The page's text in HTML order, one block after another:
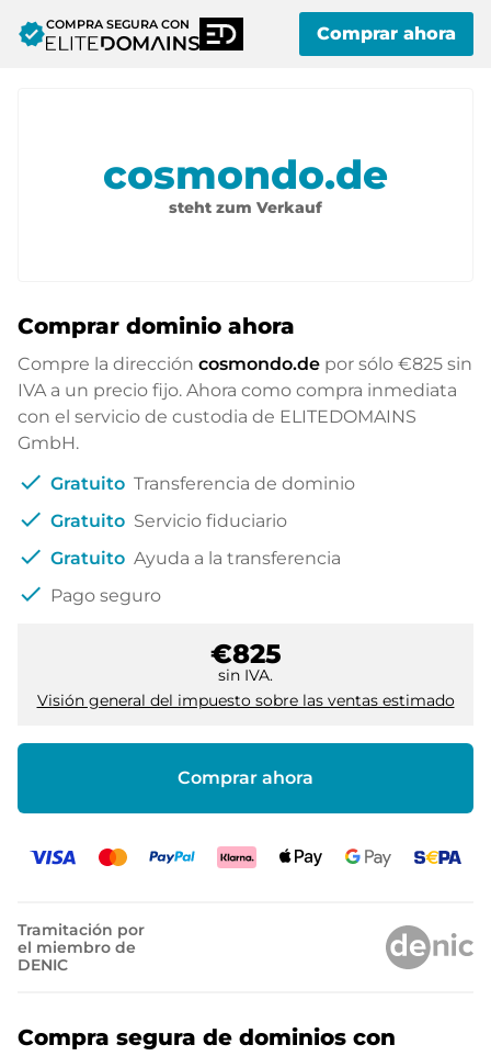
verifiedCOMPRA SEGURA CON Comprar ahora
cosmondo.de
steht zum Verkauf
Comprar dominio ahora
Compre la dirección cosmondo.de por sólo €825 sin
IVA a un precio fijo. Ahora como compra inmediata
con el servicio de custodia de ELITEDOMAINS
GmbH.
check Gratuito Transferencia de dominio
check Gratuito Servicio fiduciario
check Gratuito Ayuda a la transferencia
check Pago seguro
€825
sin IVA.
Visión general del impuesto sobre las ventas estimado
Comprar ahora
Tramitación por
el miembro de
DENIC
Compra segura de dominios con